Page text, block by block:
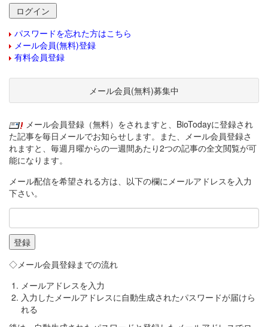
パスワードを忘れた方はこちら
メール会員(無料)登録
有料会員登録
メール会員(無料)募集中
メール会員登録（無料）をされますと、BioTodayに登録され
た記事を毎日メールでお知らせします。また、メール会員登録さ
れますと、毎週月曜からの一週間あたり2つの記事の全文閲覧が可
能になります。
メール配信を希望される方は、以下の欄にメールアドレスを入力
下さい。
◇メール会員登録までの流れ
メールアドレスを入力
入力したメールアドレスに自動生成されたパスワードが届けら
れる